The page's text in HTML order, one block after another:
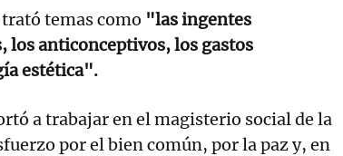
temas como "las ingentes
los anticonceptivos, los gastos
estética".
a trabajar en el magisterio social de la
por el bien común, por la paz y, en